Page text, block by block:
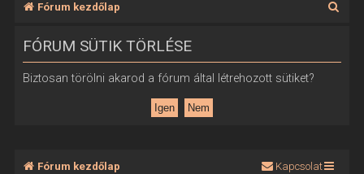
Fórum kezdőlap
FÓRUM SÜTIK TÖRLÉSE
Biztosan törölni akarod a fórum által létrehozott sütiket?
Fórum kezdőlap Kapcsolat